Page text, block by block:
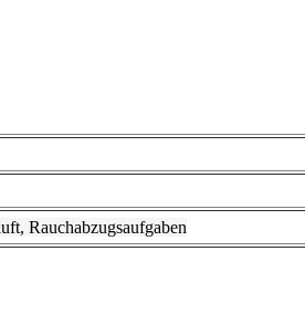
Rauchabzugsaufgaben